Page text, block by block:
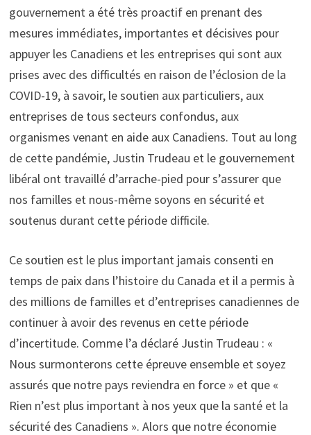
gouvernement a été très proactif en prenant des
mesures immédiates, importantes et décisives pour
appuyer les Canadiens et les entreprises qui sont aux
prises avec des difficultés en raison de l’éclosion de la
COVID-19, à savoir, le soutien aux particuliers, aux
entreprises de tous secteurs confondus, aux
organismes venant en aide aux Canadiens. Tout au long
de cette pandémie, Justin Trudeau et le gouvernement
libéral ont travaillé d’arrache-pied pour s’assurer que
nos familles et nous-même soyons en sécurité et
soutenus durant cette période difficile.
Ce soutien est le plus important jamais consenti en
temps de paix dans l’histoire du Canada et il a permis à
des millions de familles et d’entreprises canadiennes de
continuer à avoir des revenus en cette période
d’incertitude. Comme l’a déclaré Justin Trudeau : «
Nous surmonterons cette épreuve ensemble et soyez
assurés que notre pays reviendra en force » et que «
Rien n’est plus important à nos yeux que la santé et la
sécurité des Canadiens ». Alors que notre économie